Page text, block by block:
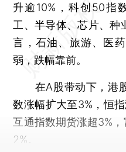
升逾10%，科创50指
工、半导体、芯片、种
言，石油、旅游、医
弱，跌幅靠前。
在A股带动下，港股
数涨幅扩大至3%，恒
互通指数期货涨超3%
2%。